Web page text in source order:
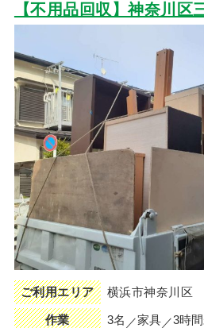
【不用品回収】神奈川区
ご利用エリア 横浜市神奈川区
作業 3名 家具 3時